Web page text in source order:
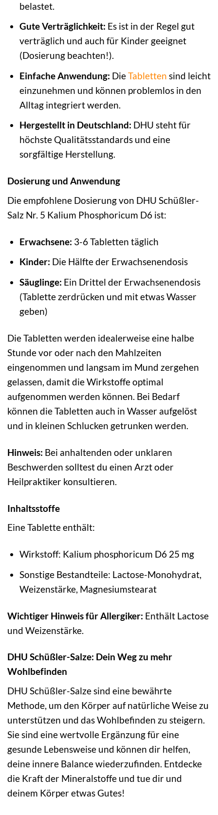
belastet.
Gute Verträglichkeit: Es ist in der Regel gut
verträglich und auch für Kinder geeignet
(Dosierung beachten!).
Einfache Anwendung: DieTabletten sind leicht
einzunehmen und können problemlos in den
Alltag integriert werden.
Hergestellt in Deutschland: DHU steht für
höchste Qualitätsstandards und eine
sorgfältige Herstellung.
Dosierung und Anwendung
Die empfohlene Dosierung von DHU Schüßler-
Salz Nr. 5 Kalium Phosphoricum D6 ist:
Erwachsene: 3-6 Tabletten täglich
Kinder: Die Hälfte der Erwachsenendosis
Säuglinge: Ein Drittel der Erwachsenendosis
(Tablette zerdrücken und mit etwas Wasser
geben)
Die Tabletten werden idealerweise eine halbe
Stunde vor oder nach den Mahlzeiten
eingenommen und langsam im Mund zergehen
gelassen, damit die Wirkstoffe optimal
aufgenommen werden können. Bei Bedarf
können die Tabletten auch in Wasser aufgelöst
und in kleinen Schlucken getrunken werden.
Hinweis: Bei anhaltenden oder unklaren
Beschwerden solltest du einen Arzt oder
Heilpraktiker konsultieren.
Inhaltsstoffe
Eine Tablette enthält:
Wirkstoff: Kalium phosphoricum D6 25 mg
Sonstige Bestandteile: Lactose-Monohydrat,
Weizenstärke, Magnesiumstearat
Wichtiger Hinweis für Allergiker: Enthält Lactose
und Weizenstärke.
DHU Schüßler-Salze: Dein Weg zu mehr
Wohlbefinden
DHU Schüßler-Salze sind eine bewährte
Methode, um den Körper auf natürliche Weise zu
unterstützen und das Wohlbefinden zu steigern.
Sie sind eine wertvolle Ergänzung für eine
gesunde Lebensweise und können dir helfen,
deine innere Balance wiederzufinden. Entdecke
die Kraft der Mineralstoffe und tue dir und
deinem Körper etwas Gutes!